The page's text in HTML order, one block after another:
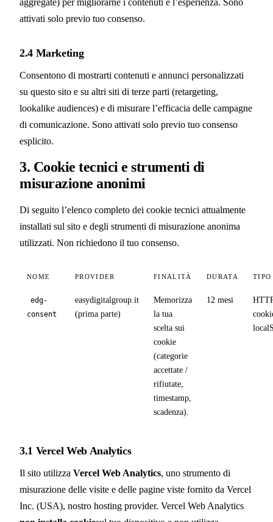
aggregate) per migliorarne i contenuti e l’esperienza. Sono
attivati solo previo tuo consenso.
2.4 Marketing
Consentono di mostrarti contenuti e annunci personalizzati
su questo sito e su altri siti di terze parti (retargeting,
lookalike audiences) e di misurare l’efficacia delle campagne
di comunicazione. Sono attivati solo previo tuo consenso
esplicito.
3. Cookie tecnici e strumenti di
misurazione anonimi
Di seguito l’elenco completo dei cookie tecnici attualmente
installati sul sito e degli strumenti di misurazione anonima
utilizzati. Non richiedono il tuo consenso.
NOME PROVIDER FINALITÀ DURATA TIPO
edg-
consent
easydigitalgroup.it
(prima parte)
Memorizza
la tua
scelta sui
cookie
(categorie
accettate /
rifiutate,
timestamp,
scadenza).
12 mesi
3.1 Vercel Web Analytics
Il sito utilizza Vercel Web Analytics, uno strumento di
misurazione delle visite e delle pagine viste fornito da Vercel
Inc. (USA), nostro hosting provider. Vercel Web Analytics